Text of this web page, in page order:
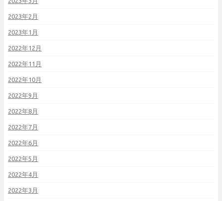
2023年2月
2023年1月
2022年12月
2022年11月
2022年10月
2022年9月
2022年8月
2022年7月
2022年6月
2022年5月
2022年4月
2022年3月